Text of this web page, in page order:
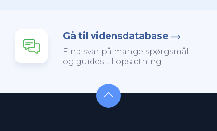
Gå til vidensdatabase
Find svar på mange spørgsmål
og guides til opsætning.